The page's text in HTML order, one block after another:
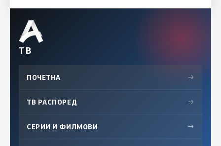
ТВ
ПОЧЕТНА →
ТВ РАСПОРЕД →
СЕРИИ И ФИЛМОВИ →